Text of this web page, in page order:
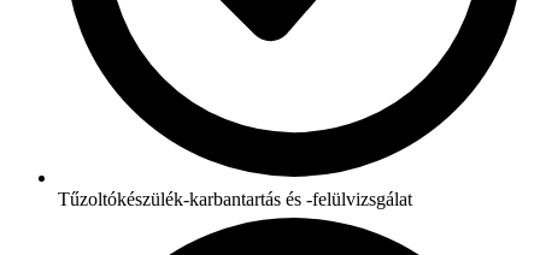
Tűzoltókészülék-karbantartás és -felülvizsgálat